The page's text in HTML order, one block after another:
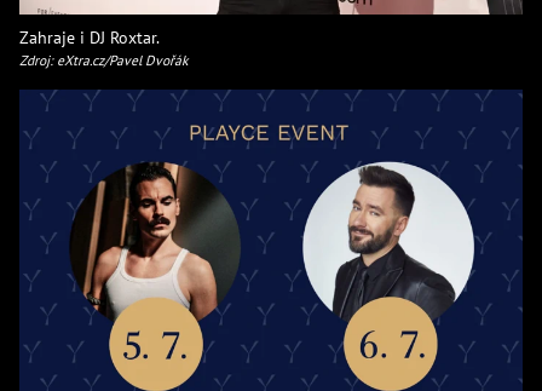
Zahraje i DJ Roxtar.
Zdroj: eXtra.cz/Pavel Dvořák